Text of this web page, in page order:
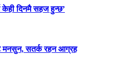
केही दिनमै सहज हुन्छ’
मनसुन, सतर्क रहन आग्रह